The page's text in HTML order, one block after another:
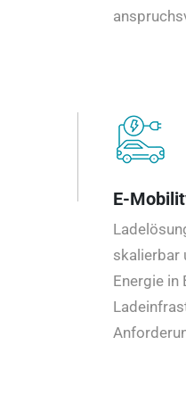
E-
skalierbar
Energie in